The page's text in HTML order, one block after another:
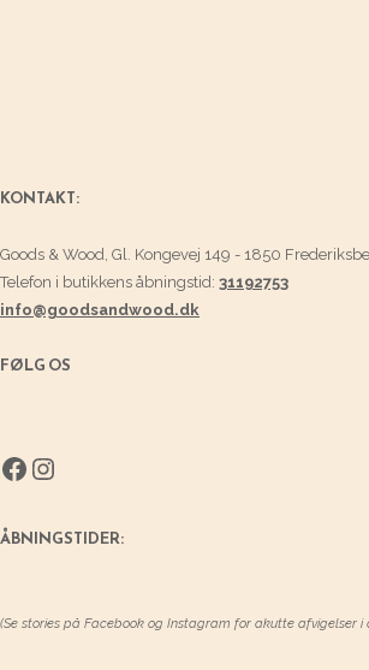
KONTAKT:
Goods & Wood, Gl. Kongevej 149 - 1850
Telefon i butikkens åbningstid: 31192753
info@goodsandwood.dk
FØLG OS
Facebook
Instagram
ÅBNINGSTIDER:
(Se stories på Facebook og Instagram for akutte afvigelser i